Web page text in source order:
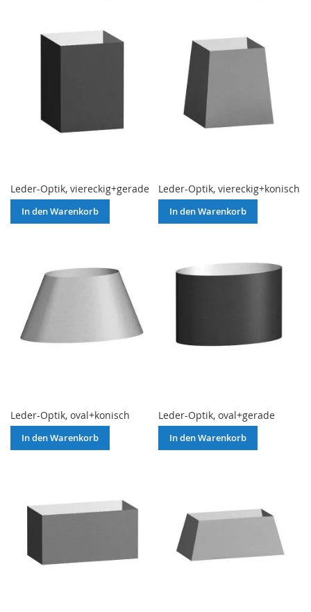
Leder-Optik, viereckig+gerade
In den Warenkorb
Leder-Optik, viereckig+konisch
In den Warenkorb
Leder-Optik, oval+konisch
In den Warenkorb
Leder-Optik, oval+gerade
In den Warenkorb